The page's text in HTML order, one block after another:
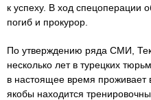
к успеху. В ход спецоперации
погиб и прокурор.
По утверждению ряда СМИ,
несколько лет в турецких
в настоящее время проживает
якобы находится